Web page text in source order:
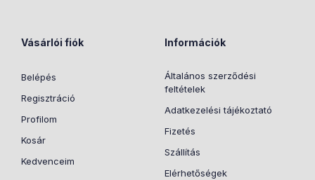
Vásárlói fiók
Belépés
Regisztráció
Profilom
Kosár
Kedvenceim
Információk
Általános szerződési
feltételek
Adatkezelési tájékoztató
Fizetés
Szállítás
Elérhetőségek